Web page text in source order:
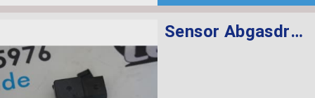
Sensor Abgasdruck